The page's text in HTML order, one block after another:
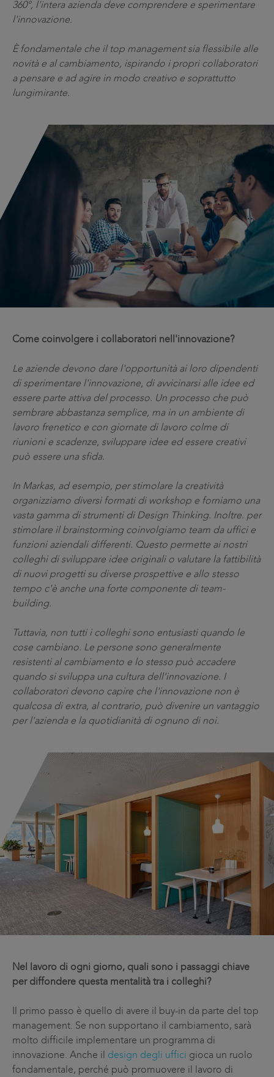
360°, l'intera azienda deve comprendere e sperimentare
l'innovazione.
È fondamentale che il top management sia flessibile alle
novità e al cambiamento, ispirando i propri collaboratori
a pensare e ad agire in modo creativo e soprattutto
lungimirante.
Come coinvolgere i collaboratori nell'innovazione?
Le aziende devono dare l'opportunità ai loro dipendenti
di sperimentare l'innovazione, di avvicinarsi alle idee ed
essere parte attiva del processo. Un processo che può
sembrare abbastanza semplice, ma in un ambiente di
lavoro frenetico e con giornate di lavoro colme di
riunioni e scadenze, sviluppare idee ed essere creativi
può essere una sfida.
In Markas, ad esempio, per stimolare la creatività
organizziamo diversi formati di workshop e forniamo una
vasta gamma di strumenti di Design Thinking. Inoltre. per
stimolare il brainstorming coinvolgiamo team da uffici e
funzioni aziendali differenti. Questo permette ai nostri
colleghi di sviluppare idee originali o valutare la fattibilità
di nuovi progetti su diverse prospettive e allo stesso
tempo c'è anche una forte componente di team-
building.
Tuttavia, non tutti i colleghi sono entusiasti quando le
cose cambiano. Le persone sono generalmente
resistenti al cambiamento e lo stesso può accadere
quando si sviluppa una cultura dell'innovazione. I
collaboratori devono capire che l'innovazione non è
qualcosa di extra, al contrario, può divenire un vantaggio
per l'azienda e la quotidianità di ognuno di noi.
Nel lavoro di ogni giorno, quali sono i passaggi chiave
per diffondere questa mentalità tra i colleghi?
Il primo passo è quello di avere il buy-in da parte del top
management. Se non supportano il cambiamento, sarà
molto difficile implementare un programma di
innovazione. Anche il design degli uffici gioca un ruolo
fondamentale, perché può promuovere il lavoro di